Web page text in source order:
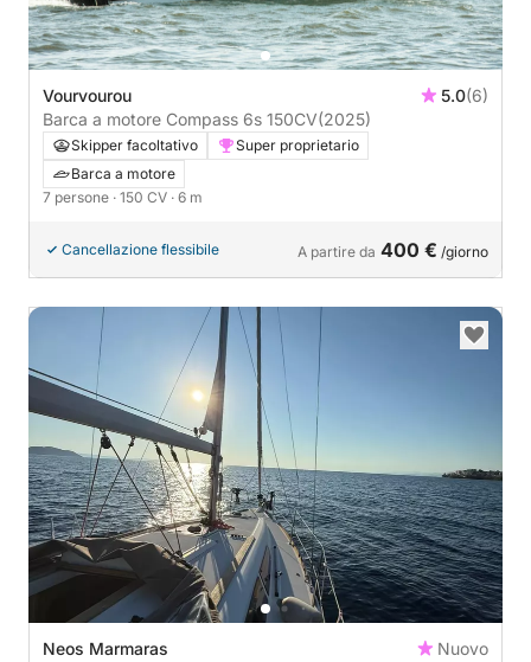
Vourvourou 5.0(6)
Barca a motore Compass 6s 150CV(2025)
Skipper facoltativo
Super proprietario
Barca a motore
7 persone · 150 CV · 6 m
Cancellazione flessibile A partire da 400 € /giorno
Neos Marmaras
Nuovo